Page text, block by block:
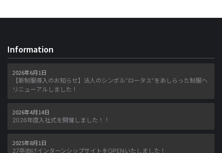
Information
【新制服導入のお知らせ】法人のシンボル“ロータス”をあしらった制服へ
リニューアルしました！
2026年6月1日
2026年度入社式を開催しました！！
2026年4月14日
27卒向けインターンシップサイトをOPENいたしました！
2025年8月1日